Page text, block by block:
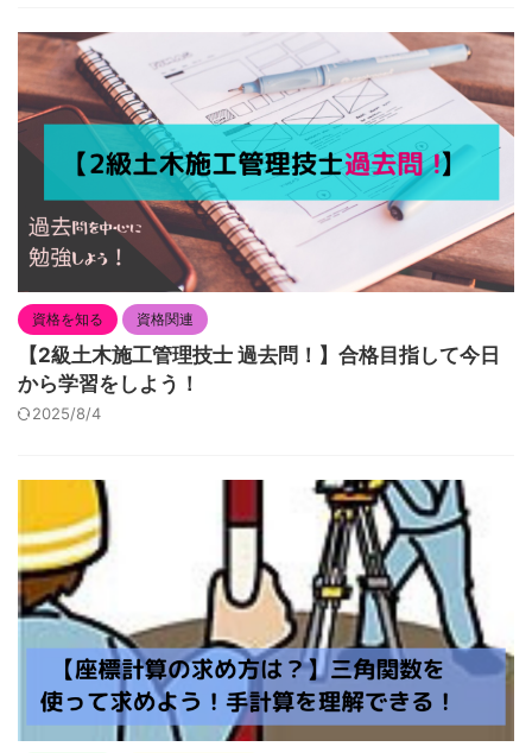
資格を知る 資格関連
【2級土木施工管理技士 過去問！】合格目指して今日
から学習をしよう！
2025/8/4